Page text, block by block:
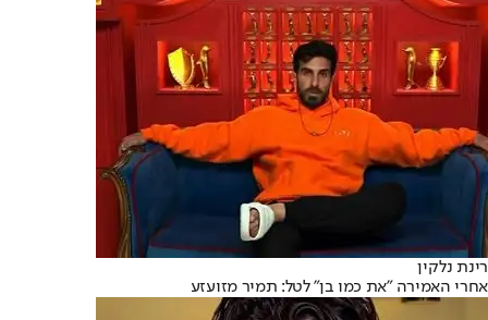
רינת נלקין
אחרי האמירה "את כמו בן" לטל: תמיר מזועזע